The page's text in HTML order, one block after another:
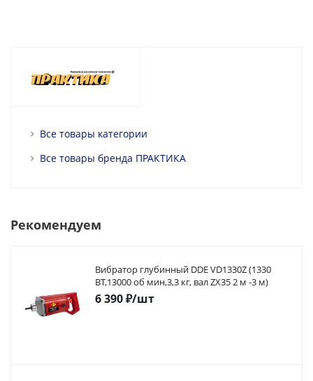
Все товары категории
Все товары бренда ПРАКТИКА
Рекомендуем
Вибратор глубинный DDE VD1330Z (1330
ВТ,13000 об мин,3,3 кг, вал ZX35 2 м -3 м)
6 390₽/шт